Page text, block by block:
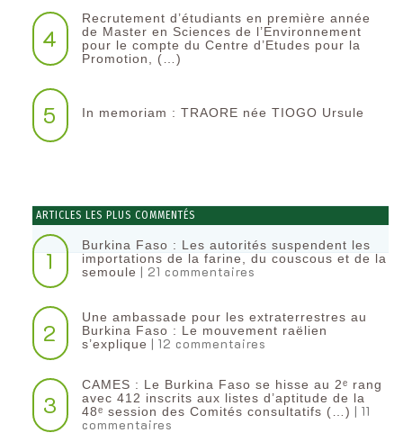
4
Recrutement d’étudiants en première année
de Master en Sciences de l’Environnement
pour le compte du Centre d’Etudes pour la
Promotion, (…)
5 In memoriam : TRAORE née TIOGO Ursule
ARTICLES LES PLUS COMMENTÉS
1
Burkina Faso : Les autorités suspendent les
importations de la farine, du couscous et de la
semoule | 21 commentaires
2
Une ambassade pour les extraterrestres au
Burkina Faso : Le mouvement raëlien
s’explique | 12 commentaires
3
CAMES : Le Burkina Faso se hisse au 2ᵉ rang
avec 412 inscrits aux listes d’aptitude de la
48ᵉ session des Comités consultatifs (…) | 11
commentaires